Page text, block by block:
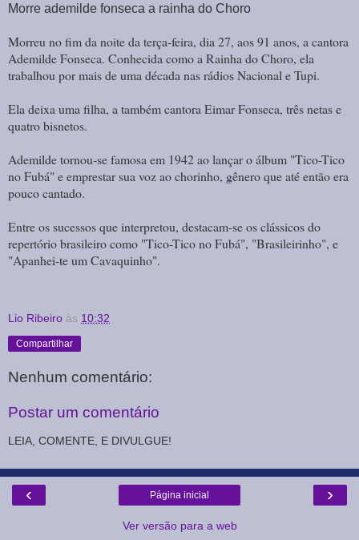
Morre ademilde fonseca a rainha do Choro
Morreu no fim da noite da terça-feira, dia 27, aos 91 anos, a cantora
Ademilde Fonseca. Conhecida como a Rainha do Choro, ela
trabalhou por mais de uma década nas rádios Nacional e Tupi.
Ela deixa uma filha, a também cantora Eimar Fonseca, três netas e
quatro bisnetos.
Ademilde tornou-se famosa em 1942 ao lançar o álbum "Tico-Tico
no Fubá" e emprestar sua voz ao chorinho, gênero que até então era
pouco cantado.
Entre os sucessos que interpretou, destacam-se os clássicos do
repertório brasileiro como "Tico-Tico no Fubá", "Brasileirinho", e
"Apanhei-te um Cavaquinho".
Lio Ribeiro às 10:32
Compartilhar
Nenhum comentário:
Postar um comentário
LEIA, COMENTE, E DIVULGUE!
‹ ›
Página inicial
Ver versão para a web